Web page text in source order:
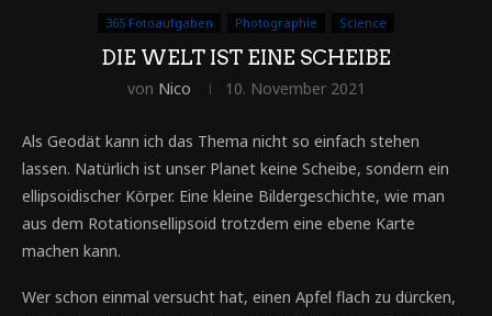
365 Fotoaufgaben Photographie Science
DIE WELT IST EINE SCHEIBE
von Nico 10. November 2021
Als Geodät kann ich das Thema nicht so einfach stehen
lassen. Natürlich ist unser Planet keine Scheibe, sondern ein
ellipsoidischer Körper. Eine kleine Bildergeschichte, wie man
aus dem Rotationsellipsoid trotzdem eine ebene Karte
machen kann.
Wer schon einmal versucht hat, einen Apfel flach zu dürcken,